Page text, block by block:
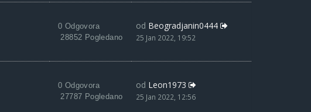
0 Odgovora
28852 Pogledano
od Beogradjanin0444
25 Jan 2022, 19:52
0 Odgovora
27787 Pogledano
od Leon1973
25 Jan 2022, 12:56